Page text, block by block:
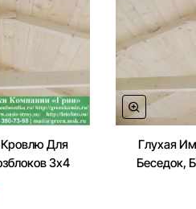
Для
3х4
Глухая
Беседок,